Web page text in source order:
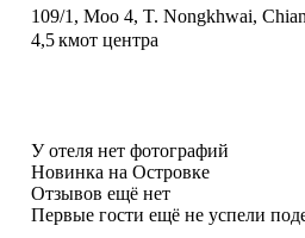
109/1, Moo 4, T. Nongkhwai,
4,5 кмот центра
У отеля нет фотографий
Новинка на Островке
Отзывов ещё нет
Первые гости ещё не успели